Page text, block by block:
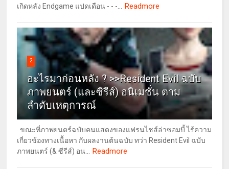
เกิดหลัง Endgame แปดเดือน - - -...
Readmore
2
อะไรมาก่อนหลัง ? >>Resident Evil ฉบับ
ภาพยนตร์ (และซีรีส์) อนิเมชั่น ตาม
ลำดับเหตุการณ์
ขณะที่ภาพยนตร์ฉบับคนแสดงของแฟรนไชส์ล่าซอมบี้ ไร้ความ
เกี่ยวข้องทางเนื้อหา กับผลงานต้นฉบับ ทว่า Resident Evil ฉบับ
ภาพยนตร์ (& ซีรีส์) อน...
Readmore